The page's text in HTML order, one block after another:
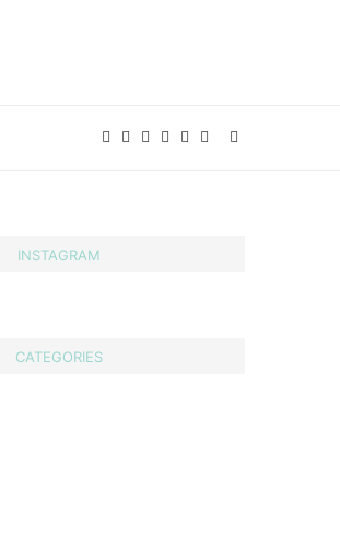
INSTAGRAM
CATEGORIES